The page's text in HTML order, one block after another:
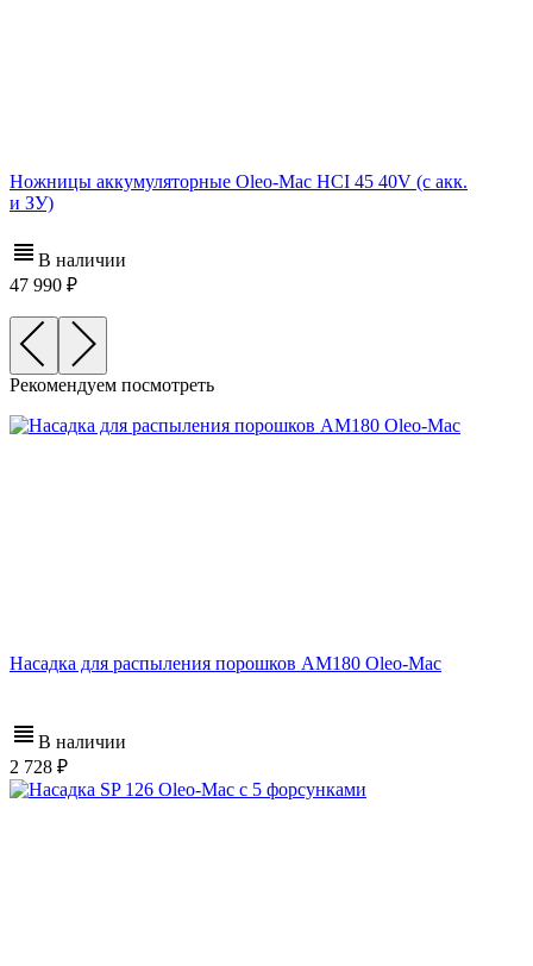
Ножницы аккумуляторные Oleo-Mac HCI 45 40V (с акк.
и ЗУ)
В наличии
47 990
Рекомендуем посмотреть
Насадка для распыления порошков AM180 Oleo-Mac
В наличии
2 728